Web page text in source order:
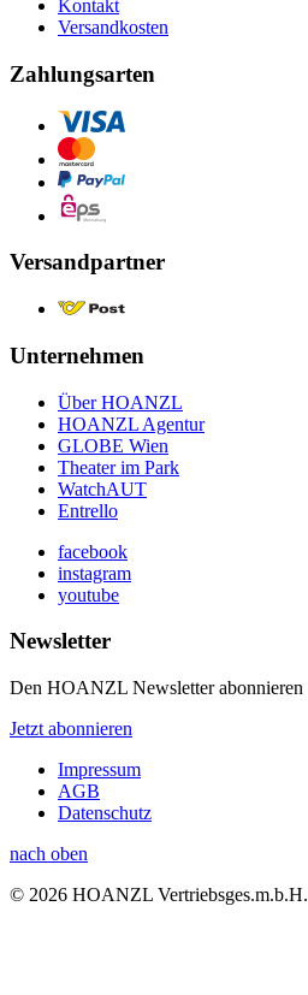
Kontakt
Versandkosten
Zahlungsarten
Versandpartner
Unternehmen
Über HOANZL
HOANZL Agentur
GLOBE Wien
Theater im Park
WatchAUT
Entrello
facebook
instagram
youtube
Newsletter
Den HOANZL Newsletter abonnieren
Jetzt abonnieren
Impressum
AGB
Datenschutz
nach oben
© 2026 HOANZL Vertriebsges.m.b.H.